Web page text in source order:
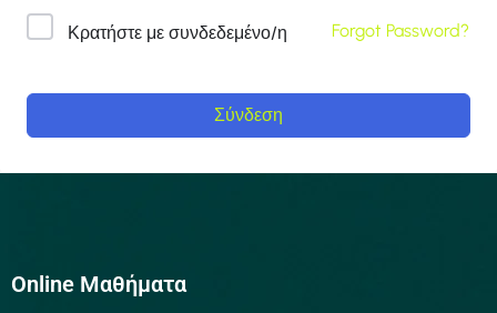
Κρατήστε με συνδεδεμένο/η Forgot Password?
Σύνδεση
Online Μαθήματα